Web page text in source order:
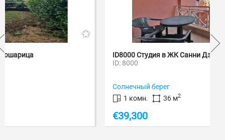
ID8000 Студия в ЖК Санни Дэй 6